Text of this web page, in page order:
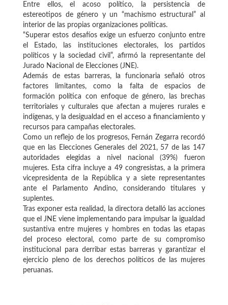
Entre ellos, el acoso político, la persistencia de
estereotipos de género y un “machismo estructural” al
interior de las propias organizaciones políticas.
“Superar estos desafíos exige un esfuerzo conjunto entre
el Estado, las instituciones electorales, los partidos
políticos y la sociedad civil”, afirmó la representante del
Jurado Nacional de Elecciones (JNE).
Además de estas barreras, la funcionaria señaló otros
factores limitantes, como la falta de espacios de
formación política con enfoque de género, las brechas
territoriales y culturales que afectan a mujeres rurales e
indígenas, y la desigualdad en el acceso a financiamiento y
recursos para campañas electorales.
Como un reflejo de los progresos, Fernán Zegarra recordó
que en las Elecciones Generales del 2021, 57 de las 147
autoridades elegidas a nivel nacional (39%) fueron
mujeres. Esta cifra incluye a 49 congresistas, a la primera
vicepresidenta de la República y a siete representantes
ante el Parlamento Andino, considerando titulares y
suplentes.
Tras exponer esta realidad, la directora detalló las acciones
que el JNE viene implementando para impulsar la igualdad
sustantiva entre mujeres y hombres en todas las etapas
del proceso electoral, como parte de su compromiso
institucional para derribar estas barreras y garantizar el
ejercicio pleno de los derechos políticos de las mujeres
peruanas.